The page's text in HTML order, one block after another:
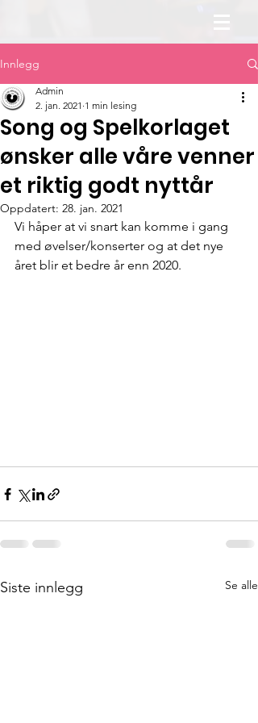
Innlegg
Song og Spelkorlaget
ønsker alle våre venner
et riktig godt nyttår
Admin
2. jan. 2021 1 min lesing
Oppdatert: 28. jan. 2021
Vi håper at vi snart kan komme i gang
med øvelser/konserter og at det nye
året blir et bedre år enn 2020.
Siste innlegg Se alle